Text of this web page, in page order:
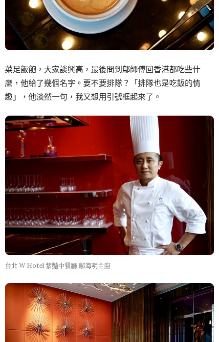
菜足飯飽，大家談興高，最後問到鄔師傅回香港都吃些什
麼，他給了幾個名字。要不要排隊？「排隊也是吃飯的情
趣」，他淡然一句，我又想用引號框起來了。
台北 W Hotel 紫豔中餐廳 鄔海明主廚